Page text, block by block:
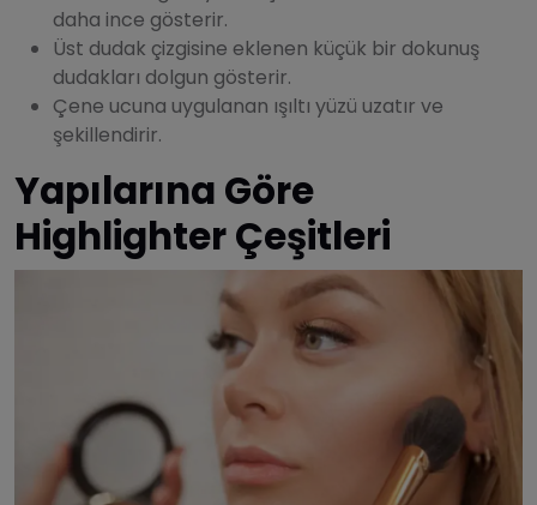
daha ince gösterir.
Üst dudak çizgisine eklenen küçük bir dokunuş
dudakları dolgun gösterir.
Çene ucuna uygulanan ışıltı yüzü uzatır ve
şekillendirir.
Yapılarına Göre
Highlighter Çeşitleri